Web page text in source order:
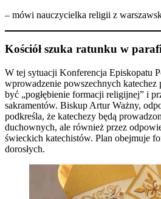
– mówi nauczycielka religii z
Kościół szuka ratunku w
W tej sytuacji Konferencja Episkopatu
wprowadzenie powszechnych katechez
być „pogłębienie formacji religijnej” i
sakramentów. Biskup Artur Ważny,
podkreśla, że katechezy będą
duchownych, ale również przez
świeckich katechistów. Plan obejmuje
dorosłych.